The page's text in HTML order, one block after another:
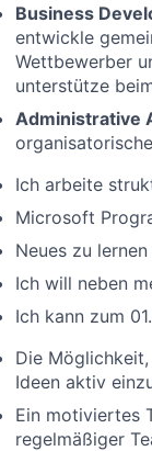
Business
entwickle
Wettbewerber
unterstütze
Administrative
Ich arbeite
Microsoft
Neues zu
Ich will neben
Ich kann zum
Die
Ideen aktiv
Ein motiviertes
regelmäßiger